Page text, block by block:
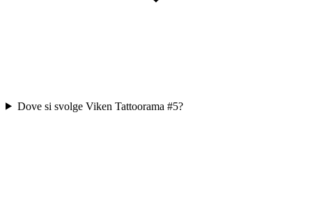
Dove si svolge Viken Tattoorama #5?